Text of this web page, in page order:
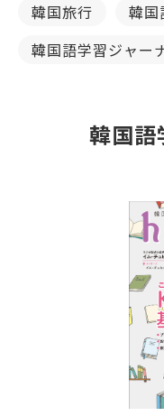
韓国旅行
韓国
韓国語学習ジャー
韓国語